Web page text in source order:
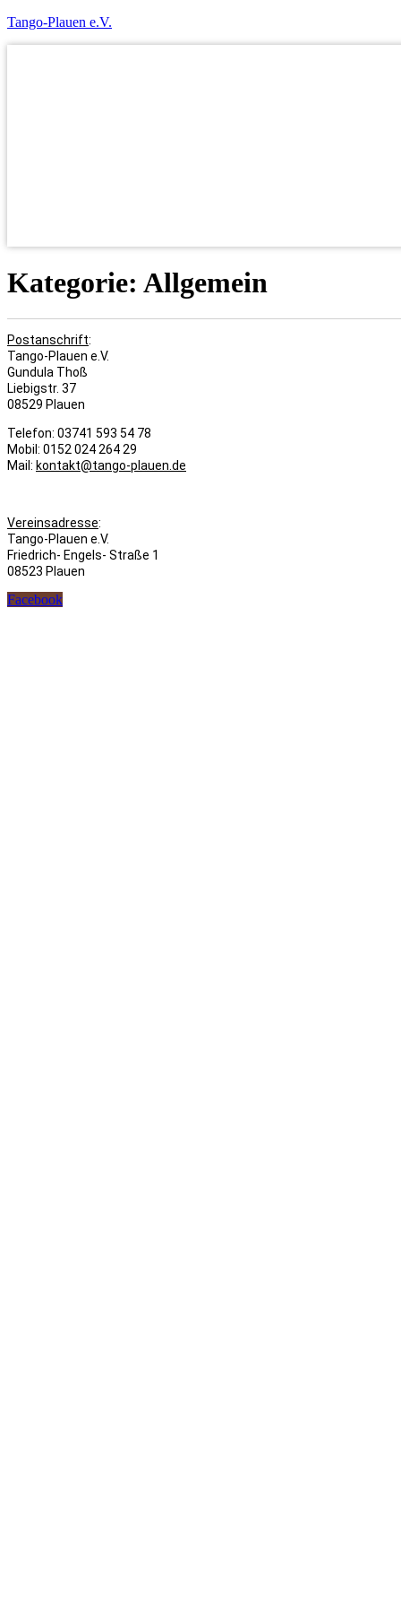
Tango-Plauen e.V.
Kategorie: Allgemein
Postanschrift:
Tango-Plauen e.V.
Gundula Thoß
Liebigstr. 37
08529 Plauen
Telefon: 03741 593 54 78
Mobil: 0152 024 264 29
Mail: kontakt@tango-plauen.de
Vereinsadresse:
Tango-Plauen e.V.
Friedrich- Engels- Straße 1
08523 Plauen
Facebook